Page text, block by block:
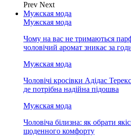
Prev Next
Мужская мода
Мужская мода
Чому на вас не тримаються
чоловічий аромат зникає за
Мужская мода
Чоловічі кросівки Адідас
де потрібна надійна підошва
Мужская мода
Чоловіча білизна: як обрати
щоденного комфорту